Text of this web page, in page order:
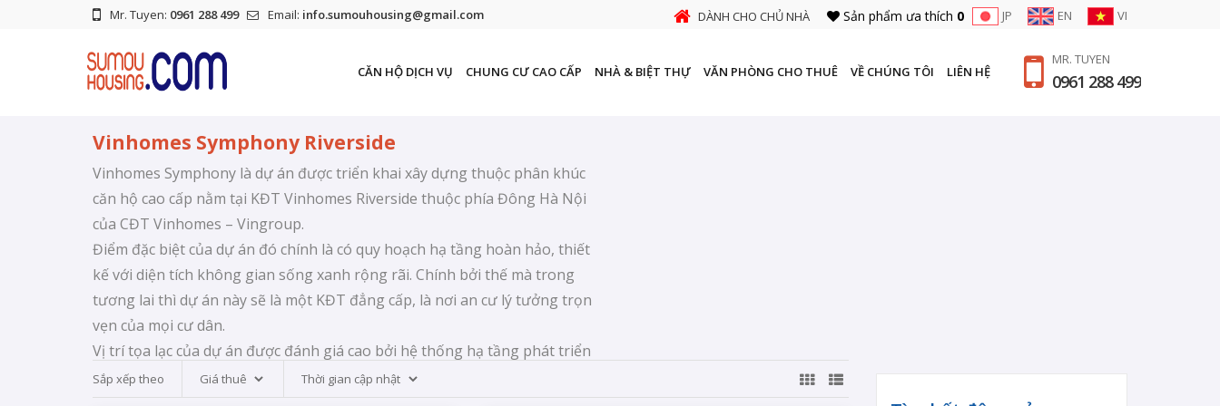
Mr. Tuyen: 0961 288 499 Email: info.sumouhousing@gmail.com DÀNH CHO CHỦ NHÀ Sản phẩm ưa thích 0 JP EN VI
MR. TUYEN
0961 288 499
CĂN HỘ DỊCH VỤ CHUNG CƯ CAO CẤP NHÀ & BIỆT THỰ VĂN PHÒNG CHO THUÊ VỀ CHÚNG TÔI LIÊN HỆ
Vinhomes Symphony Riverside
Vinhomes Symphony là dự án được triển khai xây dựng thuộc phân khúc
căn hộ cao cấp nằm tại KĐT Vinhomes Riverside thuộc phía Đông Hà Nội
của CĐT Vinhomes – Vingroup.
Điểm đặc biệt của dự án đó chính là có quy hoạch hạ tầng hoàn hảo, thiết
kế với diện tích không gian sống xanh rộng rãi. Chính bởi thế mà trong
tương lai thì dự án này sẽ là một KĐT đẳng cấp, là nơi an cư lý tưởng trọn
vẹn của mọi cư dân.
Vị trí tọa lạc của dự án được đánh giá cao bởi hệ thống hạ tầng phát triển
nhanh chóng, dễ dàng kết nối cũng như di chuyển tới hệ thống tiện ích
dịch vụ hiện hữu.
Sắp xếp theo